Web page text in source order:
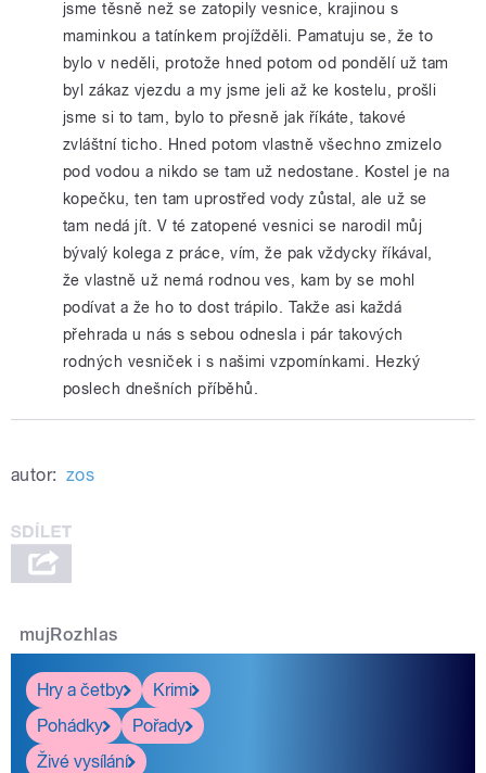
jsme těsně než se zatopily vesnice, krajinou s
maminkou a tatínkem projížděli. Pamatuju se, že to
bylo v neděli, protože hned potom od pondělí už tam
byl zákaz vjezdu a my jsme jeli až ke kostelu, prošli
jsme si to tam, bylo to přesně jak říkáte, takové
zvláštní ticho. Hned potom vlastně všechno zmizelo
pod vodou a nikdo se tam už nedostane. Kostel je na
kopečku, ten tam uprostřed vody zůstal, ale už se
tam nedá jít. V té zatopené vesnici se narodil můj
bývalý kolega z práce, vím, že pak vždycky říkával,
že vlastně už nemá rodnou ves, kam by se mohl
podívat a že ho to dost trápilo. Takže asi každá
přehrada u nás s sebou odnesla i pár takových
rodných vesniček i s našimi vzpomínkami. Hezký
poslech dnešních příběhů.
autor: zos
mujRozhlas
Hry a četby
Krimi
Pohádky
Pořady
Živé vysílání